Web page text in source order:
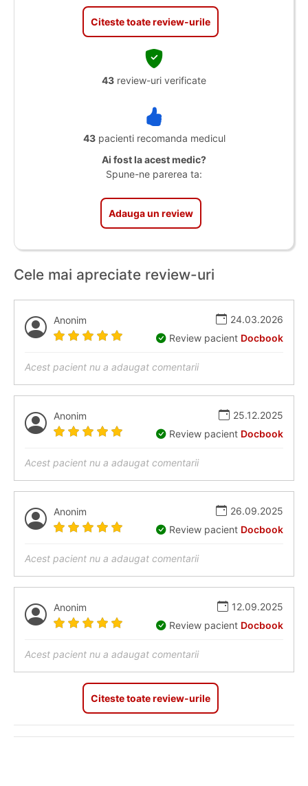
Citeste toate review-urile
43 review-uri verificate
43pacienti recomanda medicul
Ai fost la acest medic?
Spune-ne parerea ta:
Adauga un review
Cele mai apreciate review-uri
Anonim
24.03.2026
Review pacient Docbook
Acest pacient nu a adaugat comentarii
Anonim
25.12.2025
Review pacient Docbook
Acest pacient nu a adaugat comentarii
Anonim
26.09.2025
Review pacient Docbook
Acest pacient nu a adaugat comentarii
Anonim
12.09.2025
Review pacient Docbook
Acest pacient nu a adaugat comentarii
Citeste toate review-urile